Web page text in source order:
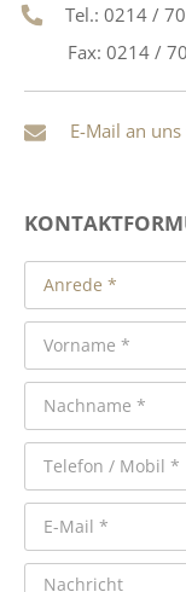
Tel.: 0214 /
Fax: 0214 /
E-Mail an uns